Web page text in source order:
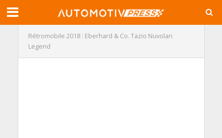
Rétromobile 2018 : Eberhard & Co. Tazio Nuvolari
Legend